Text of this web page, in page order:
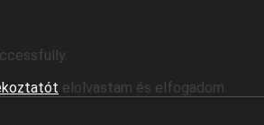
elolvastam és elfogadom.